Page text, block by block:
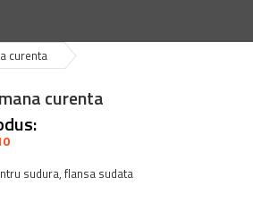
curenta
curenta
sudura, flansa sudata